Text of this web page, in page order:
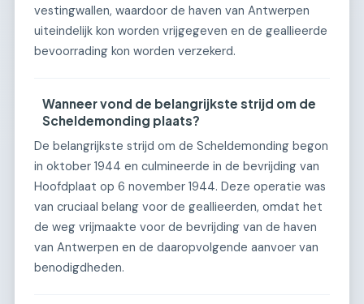
vestingwallen, waardoor de haven van Antwerpen
uiteindelijk kon worden vrijgegeven en de geallieerde
bevoorrading kon worden verzekerd.
Wanneer vond de belangrijkste strijd om de
Scheldemonding plaats?
De belangrijkste strijd om de Scheldemonding begon
in oktober 1944 en culmineerde in de bevrijding van
Hoofdplaat op 6 november 1944. Deze operatie was
van cruciaal belang voor de geallieerden, omdat het
de weg vrijmaakte voor de bevrijding van de haven
van Antwerpen en de daaropvolgende aanvoer van
benodigdheden.